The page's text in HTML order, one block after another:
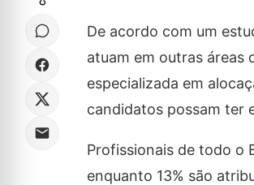
De acordo com um
atuam em outras áreas
especializada em
candidatos possam ter
Profissionais de todo o
enquanto 13% são